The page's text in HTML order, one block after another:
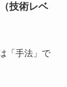
技術レベ
「手法」で